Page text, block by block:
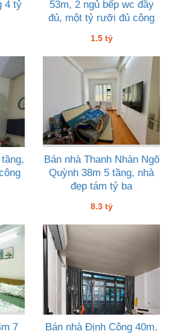
4 tỷ
53m, 2 ngủ bếp wc đầy
đủ, một tỷ rưỡi đủ công
1.5 tỷ
Bán nhà Thanh Nhàn Ngõ
Quỳnh 38m 5 tầng, nhà
đẹp tám tỷ ba
8.3 tỷ
7
Bán nhà Định Công 40m.